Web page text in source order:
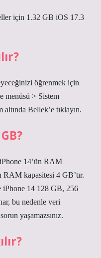
için 1.32 GB iOS 17.3
öğrenmek için
menüsü > Sistem
Bellek’e tıklayın.
14’ün RAM
kapasitesi 4 GB’tır.
iPhone 14 128 GB, 256
bu nedenle veri
yaşamazsınız.